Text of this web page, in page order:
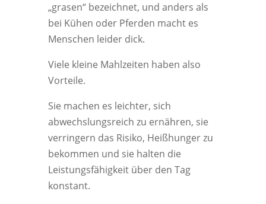
„grasen“ bezeichnet, und anders als
bei Kühen oder Pferden macht es
Menschen leider dick.
Viele kleine Mahlzeiten haben also
Vorteile.
Sie machen es leichter, sich
abwechslungsreich zu ernähren, sie
verringern das Risiko, Heißhunger zu
bekommen und sie halten die
Leistungsfähigkeit über den Tag
konstant.